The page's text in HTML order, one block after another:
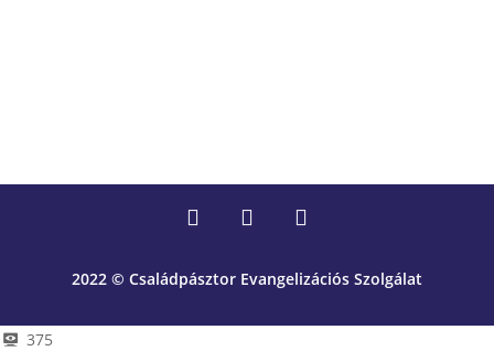
2022 © Családpásztor Evangelizációs Szolgálat
375